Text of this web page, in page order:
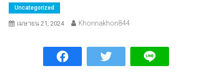
Uncategorized
เมษายน 21, 2024 Khonnakhon844